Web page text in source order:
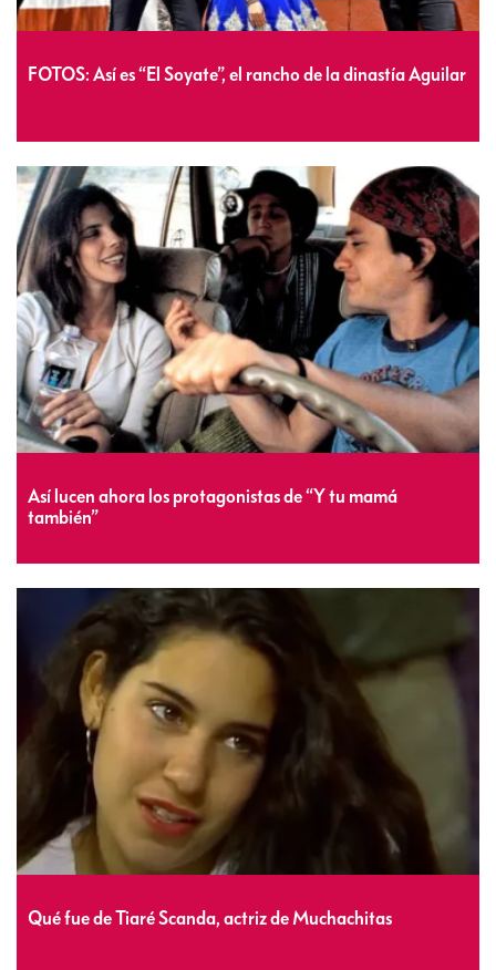
FOTOS: Así es “El Soyate”, el rancho de la dinastía Aguilar
Así lucen ahora los protagonistas de “Y tu mamá
también”
Qué fue de Tiaré Scanda, actriz de Muchachitas